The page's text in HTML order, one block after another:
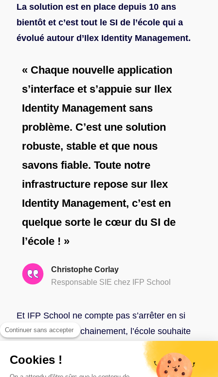
Continuer sans accepter
Cookies !
La solution est en place depuis 10 ans
bientôt et c’est tout le SI de l’école qui a
évolué autour d’Ilex Identity Management.
« Chaque nouvelle application
s’interface et s’appuie sur Ilex
Identity Management sans
problème. C’est une solution
robuste, stable et que nous
savons fiable. Toute notre
infrastructure repose sur Ilex
Identity Management, c’est en
quelque sorte le cœur du SI de
l’école ! »
Christophe Corlay
Responsable SIE chez IFP School
Et IFP School ne compte pas s’arrêter en si
bon chemin. Prochainement, l’école souhaite
porter ses efforts sur l’amélioration de
l’ergonomie et de l’homogénéité de son